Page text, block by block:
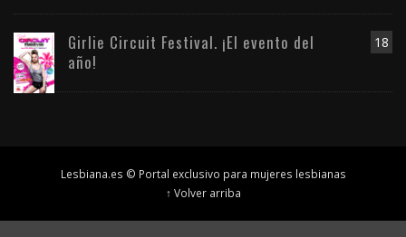
18
Girlie Circuit Festival. ¡El evento del
año!
Lesbiana.es © Portal exclusivo para mujeres lesbianas
↑ Volver arriba